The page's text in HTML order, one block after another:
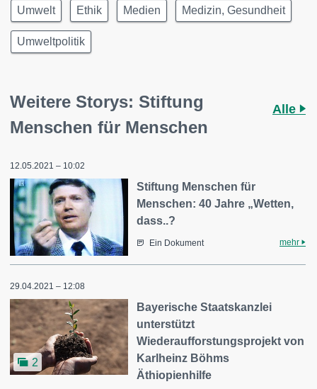
Umwelt Ethik Medien Medizin, Gesundheit
Umweltpolitik
Weitere Storys: Stiftung
Menschen für Menschen
Alle
12.05.2021 – 10:02
Stiftung Menschen für
Menschen: 40 Jahre „Wetten,
dass..?
Ein Dokument mehr
29.04.2021 – 12:08
2
Bayerische Staatskanzlei
unterstützt
Wiederaufforstungsprojekt von
Karlheinz Böhms
Äthiopienhilfe